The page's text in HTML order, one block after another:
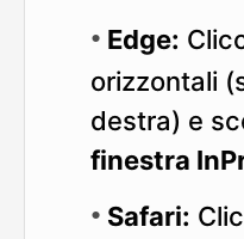
Edge:
orizzontali
destra) e
finestra
Safari: